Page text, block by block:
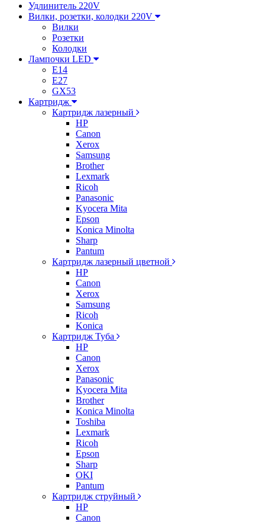
Удлинитель 220V
Вилки, розетки, колодки 220V
Вилки
Розетки
Колодки
Лампочки LED
E14
E27
GX53
Картридж
Картридж лазерный
HP
Canon
Xerox
Samsung
Brother
Lexmark
Ricoh
Panasonic
Kyocera Mita
Epson
Konica Minolta
Sharp
Pantum
Картридж лазерный цветной
HP
Canon
Xerox
Samsung
Ricoh
Konica
Картридж Туба
HP
Canon
Xerox
Panasonic
Kyocera Mita
Brother
Konica Minolta
Toshiba
Lexmark
Ricoh
Epson
Sharp
OKI
Pantum
Картридж струйный
HP
Canon